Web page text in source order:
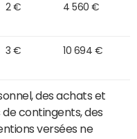
2 € 4 560 €
3 € 10 694 €
des achats et
contingents, des
versées ne